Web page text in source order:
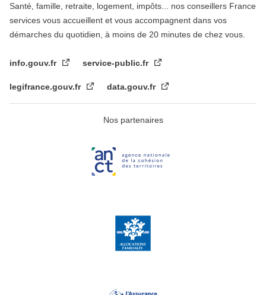
Santé, famille, retraite, logement, impôts... nos conseillers France
services vous accueillent et vous accompagnent dans vos
démarches du quotidien, à moins de 20 minutes de chez vous.
info.gouv.fr service-public.fr
legifrance.gouv.fr data.gouv.fr
Nos partenaires